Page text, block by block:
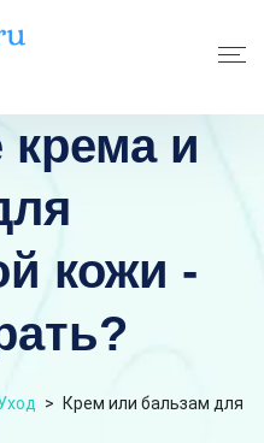
и
кожи -
>
Крем или бальзам для